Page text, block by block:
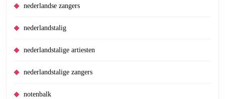
nederlandse zangers
nederlandstalig
nederlandstalige artiesten
nederlandstalige zangers
notenbalk